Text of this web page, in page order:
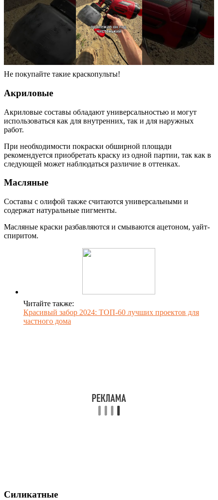
Не покупайте такие краскопульты!
Акриловые
Акриловые составы обладают универсальностью и могут
использоваться как для внутренних, так и для наружных
работ.
При необходимости покраски обширной площади
рекомендуется приобретать краску из одной партии, так как в
следующей может наблюдаться различие в оттенках.
Масляные
Составы с олифой также считаются универсальными и
содержат натуральные пигменты.
Масляные краски разбавляются и смываются ацетоном, уайт-
спиритом.
Читайте также:
Красивый забор 2024: ТОП-60 лучших проектов для
частного дома
Силикатные